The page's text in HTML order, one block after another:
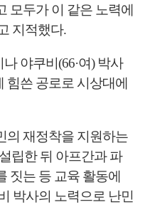
모두가 이 같은 노력에
지적했다.
야쿠비(66·여) 박사
힘쓴 공로로 시상대에
의 재정착을 지원하는
립한 뒤 아프간과 파
짓는 등 교육 활동에
박사의 노력으로 난민